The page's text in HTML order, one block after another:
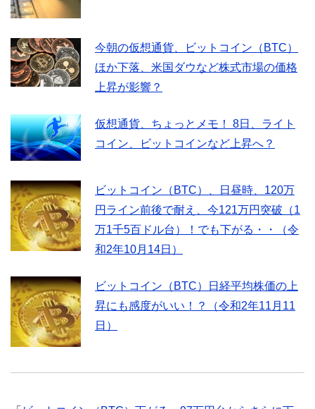
今朝の仮想通貨、ビットコイン（BTC）
ほか下落、米国ダウなど株式市場の価格
上昇が影響？
仮想通貨、ちょっとメモ！ 8日、ライト
コイン、ビットコインなど上昇へ？
ビットコイン（BTC）、日昼時、120万
円ライン前後で耐え、今121万円突破（1
万1千5百ドル台）！でも下がる・・（令
和2年10月14日）
ビットコイン（BTC）日経平均株価の上
昇にも感度がいい！？（令和2年11月11
日）